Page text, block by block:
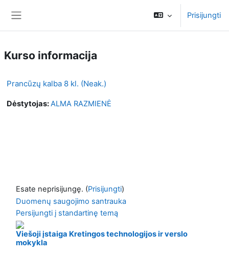
Prisijungti
Kurso informacija
Prancūzų kalba 8 kl. (Neak.)
Dėstytojas:ALMA RAZMIENĖ
Esate neprisijungę. (Prisijungti)
Duomenų saugojimo santrauka
Persijungti į standartinę temą
Viešoji įstaiga Kretingos technologijos ir verslo
mokykla